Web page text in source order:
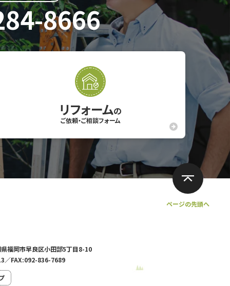
8666
リフォームの
ご依頼・ご相談フォーム
福岡市早良区小田部5丁目8-10
／FAX:092-836-7689
ページの先頭へ